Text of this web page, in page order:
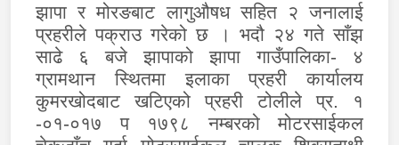
झापा र मोरङबाट लागुऔषध सहित २ जनालाई
प्रहरीले पक्राउ गरेको छ । भदौ २४ गते साँझ
साढे ६ बजे झापाको झापा गाउँपालिका- ४
ग्रामथान स्थितमा इलाका प्रहरी कार्यालय
कुमरखोदबाट खटिएको प्रहरी टोलीले प्र. १
-०१-०१७ प १७९८ नम्बरको मोटरसाईकल